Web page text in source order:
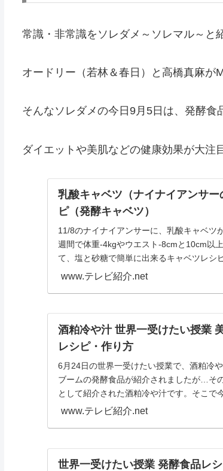
常識・非常識をソレダメ～ソレマル～と
オードリー（若林＆春日）と高橋真麻が
そんなソレダメの今日9月5日は、発酵食
ダイエットや美肌などの健康効果が大
乳酸キャベツ（ナイナイアンサ
ピ（発酵キャベツ）
11/8のナイナイアンサーに、乳酸キャベツ
週間で体重-4kgやウエスト-8cmと10cm以
て、塩と砂糖で簡単に出来るキャベツレシ
www.テレビ紹介.net
酒粕冷や汁 世界一受けたい授業
レシピ・作り方
6月24日の世界一受けたい授業で、酒粕冷
ブームの発酵食品が紹介されましたが…そ
として紹介された酒粕冷や汁です。そこで
れ...
www.テレビ紹介.net
世界一受けたい授業 発酵食品レ